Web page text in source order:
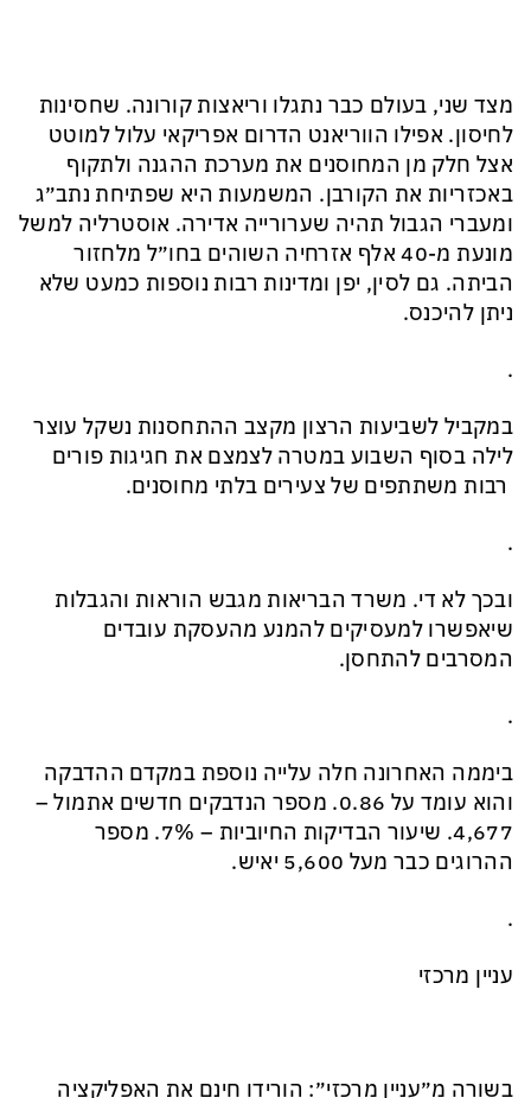
מצד שני, בעולם כבר נתגלו וריאצות קורונה. שחסינות
לחיסון. אפילו הווריאנט הדרום אפריקאי עלול למוטט
אצל חלק מן המחוסנים את מערכת ההגנה ולתקוף
באכזריות את הקורבן. המשמעות היא שפתיחת נתב״ג
ומעברי הגבול תהיה שערורייה אדירה. אוסטרליה למשל
מונעת מ-40 אלף אזרחיה השוהים בחו״ל מלחזור
הביתה. גם לסין, יפן ומדינות רבות נוספות כמעט שלא
ניתן להיכנס.
.
במקביל לשביעות הרצון מקצב ההתחסנות נשקל עוצר
לילה בסוף השבוע במטרה לצמצם את חגיגות פורים
רבות משתתפים של צעירים בלתי מחוסנים.
.
ובכך לא די. משרד הבריאות מגבש הוראות והגבלות
שיאפשרו למעסיקים להמנע מהעסקת עובדים
המסרבים להתחסן.
.
ביממה האחרונה חלה עלייה נוספת במקדם ההדבקה
והוא עומד על 0.86. מספר הנדבקים חדשים אתמול –
4,677. שיעור הבדיקות החיוביות – 7%. מספר
ההרוגים כבר מעל 5,600 יאיש.
.
עניין מרכזי
בשורה מ״עניין מרכזי״: הורידו חינם את האפליקציה